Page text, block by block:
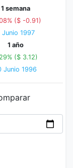
1 semana
($ -0.91)
Junio 1997
1 año
($ 3.12)
Junio 1996